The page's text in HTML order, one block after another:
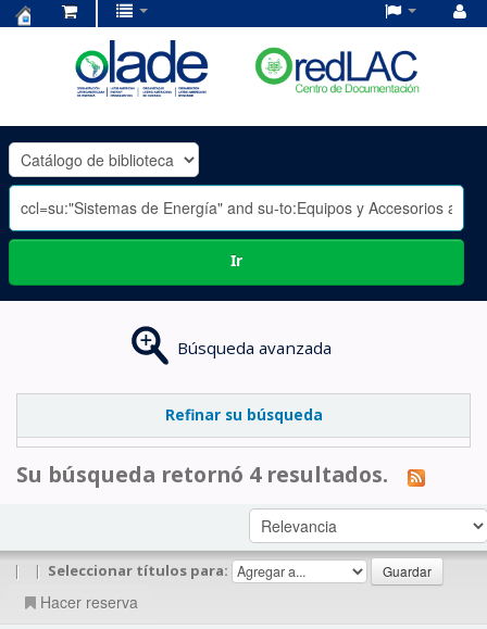
OLADE
-
Ir
Búsqueda avanzada
Refinar su búsqueda
Su búsqueda retornó 4 resultados.
| | Seleccionar títulos para:
Hacer reserva